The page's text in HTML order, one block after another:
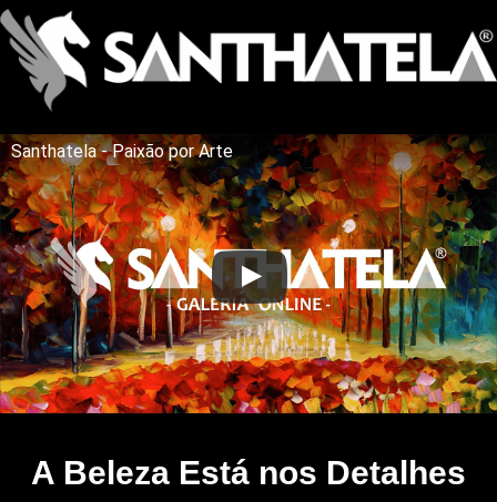
Santhatela - Paixão por Arte
A Beleza Está nos Detalhes